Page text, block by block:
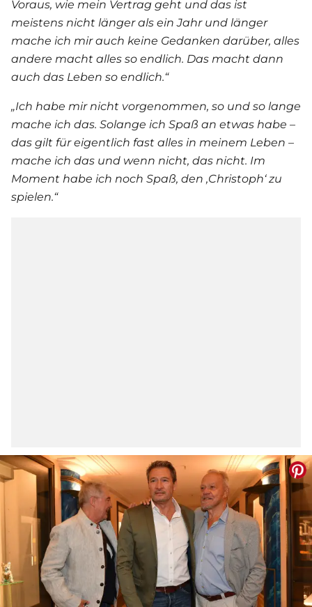
Voraus, wie mein Vertrag geht und das ist
meistens nicht länger als ein Jahr und länger
mache ich mir auch keine Gedanken darüber, alles
andere macht alles so endlich. Das macht dann
auch das Leben so endlich.“
„Ich habe mir nicht vorgenommen, so und so lange
mache ich das. Solange ich Spaß an etwas habe –
das gilt für eigentlich fast alles in meinem Leben –
mache ich das und wenn nicht, das nicht. Im
Moment habe ich noch Spaß, den ‚Christoph‘ zu
spielen.“